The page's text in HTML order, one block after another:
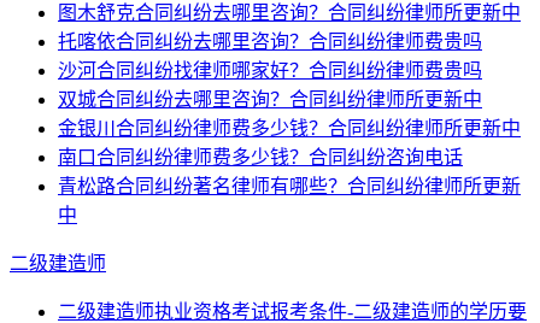
图木舒克合同纠纷去哪里咨询？合同纠纷律师所更新中
托喀依合同纠纷去哪里咨询？合同纠纷律师费贵吗
沙河合同纠纷找律师哪家好？合同纠纷律师费贵吗
双城合同纠纷去哪里咨询？合同纠纷律师所更新中
金银川合同纠纷律师费多少钱？合同纠纷律师所更新中
南口合同纠纷律师费多少钱？合同纠纷咨询电话
青松路合同纠纷著名律师有哪些？合同纠纷律师所更新
中
二级建造师
二级建造师执业资格考试报考条件-二级建造师的学历要